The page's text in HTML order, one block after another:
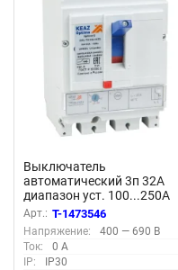
Выключатель
автоматический 3п 32А
диапазон уст. 100...250А
25кА OptiMat D250L TM032
УХЛ3 КЭАЗ 291412
Арт.: T-1473546
Напряжение:
400 — 690 В
Ток:
0 А
IP:
IP30